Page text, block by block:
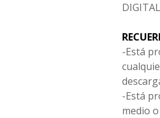
-Está
-Está
medio